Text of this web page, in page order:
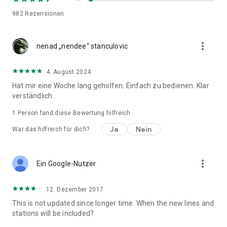
Bahnhöfen, Betriebsstunden und Fahrplänen.“
Stand und offline einsetzbar. Sehr praktisch, besonders wenn
an den Bahnhöfen keine Papierkarten mehr vorhanden sind.“
VORSCHLÄGE
Verbesserung der App freuen. Bitte kontaktieren Sie uns über
support@exploremetro.com, da wir nicht auf Kommentare in
den Bewertungen antworten können.
982Rezensionen
nenad „nendee“ stanculovic more_vert
4. August 2024
Hat mir eine Woche lang geholfen. Einfach zu bedienen. Klar
verständlich.
1 Person fand diese Bewertung hilfreich
War das hilfreich für dich? Ja Nein
Ein Google-Nutzer more_vert
12. Dezember 2017
This is not updated since longer time. When the new lines and
stations will be included?